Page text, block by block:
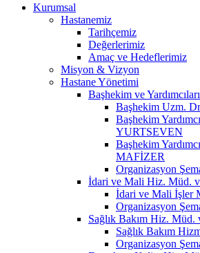
Kurumsal
Hastanemiz
Tarihçemiz
Değerlerimiz
Amaç ve Hedeflerimiz
Misyon & Vizyon
Hastane Yönetimi
Başhekim ve Yardımcıları
Başhekim Uzm.
Başhekim
YURTSEVEN
Başhekim
MAFİZER
Organizasyon
İdari ve Mali Hiz. Müd.
İdari ve Mali İşler
Organizasyon
Sağlık Bakım Hiz. Müd.
Sağlık Bakım
Organizasyon